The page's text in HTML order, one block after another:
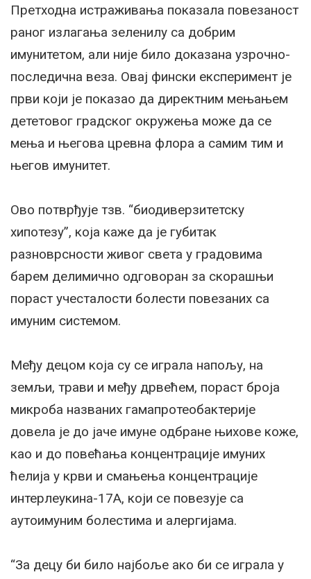
Претходна истраживања показала повезаност
раног излагања зеленилу са добрим
имунитетом, али није било доказана узрочно-
последична веза. Овај фински експеримент је
први који је показао да директним мењањем
дететовог градског окружења може да се
мења и његова цревна флора а самим тим и
његов имунитет.
Ово потврђује тзв. “биодиверзитетску
хипотезу”, која каже да је губитак
разноврсности живог света у градовима
барем делимично одговоран за скорашњи
пораст учесталости болести повезаних са
имуним системом.
Међу децом која су се играла напољу, на
земљи, трави и међу дрвећем, пораст броја
микроба названих гамапротеобактерије
довела је до јаче имуне одбране њихове коже,
као и до повећања концентрације имуних
ћелија у крви и смањења концентрације
интерлеукина-17А, који се повезује са
аутоимуним болестима и алергијама.
“За децу би било најбоље ако би се играла у